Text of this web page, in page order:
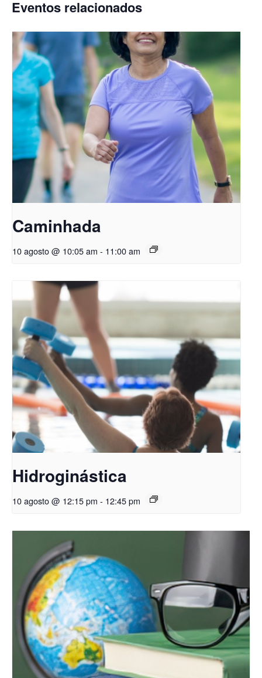
Eventos relacionados
Caminhada
10 agosto @ 10:05 am - 11:00 am
Hidroginástica
10 agosto @ 12:15 pm - 12:45 pm